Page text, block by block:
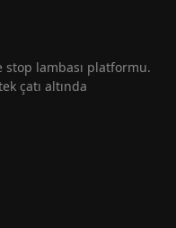
stop lambası platformu.
çatı altında